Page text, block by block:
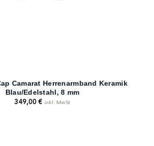
Camarat Herrenarmband Keramik
Blau/Edelstahl, 8 mm
349,00 € inkl. MwSt